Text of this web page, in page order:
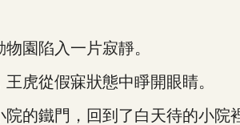
園陷入一片寂靜。
從假寐狀態中睜開眼睛。
鐵門，回到了白天待的小院